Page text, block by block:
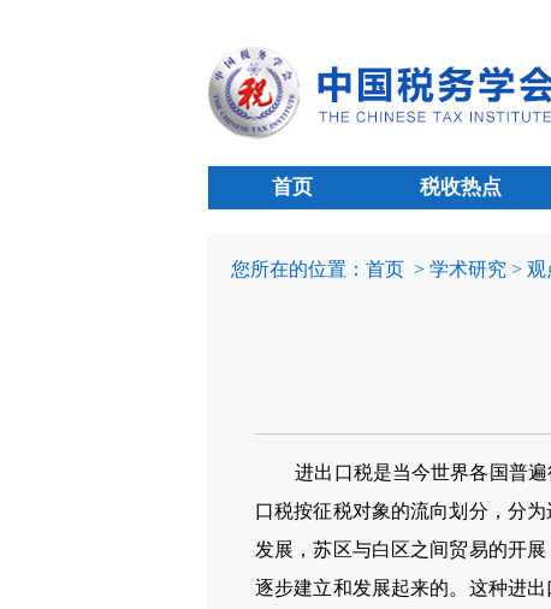
首页 税收热点
您所在的位置： 首页 > 学术研究 > 观
进出口税是当今世界各国普
口税按征税对象的流向划分，分
发展，苏区与白区之间贸易的开
逐步建立和发展起来的。这种进